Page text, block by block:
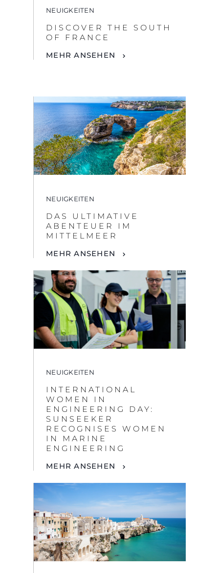
NEUIGKEITEN
DISCOVER THE SOUTH
OF FRANCE
MEHR ANSEHEN
NEUIGKEITEN
DAS ULTIMATIVE
ABENTEUER IM
MITTELMEER
MEHR ANSEHEN
NEUIGKEITEN
INTERNATIONAL
WOMEN IN
ENGINEERING DAY:
SUNSEEKER
RECOGNISES WOMEN
IN MARINE
ENGINEERING
MEHR ANSEHEN